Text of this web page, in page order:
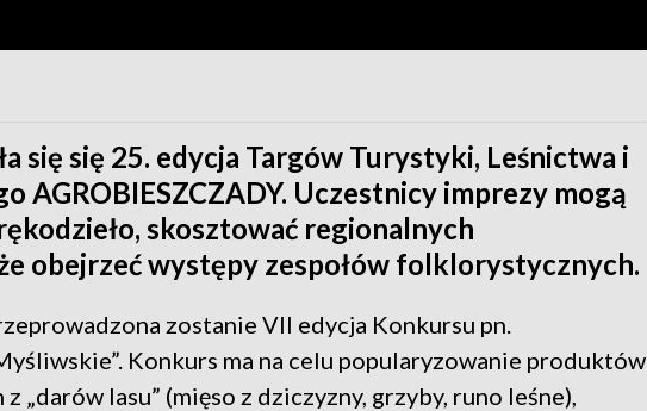
się się 25. edycja Targów Turystyki, Leśnictwa i
AGROBIESZCZADY. Uczestnicy imprezy mogą
skosztować regionalnych
obejrzeć występy zespołów folklorystycznych.
zostanie VII edycja Konkursu pn.
Konkurs ma na celu popularyzowanie produktów
„darów lasu” (mięso z dziczyzny, grzyby, runo leśne),